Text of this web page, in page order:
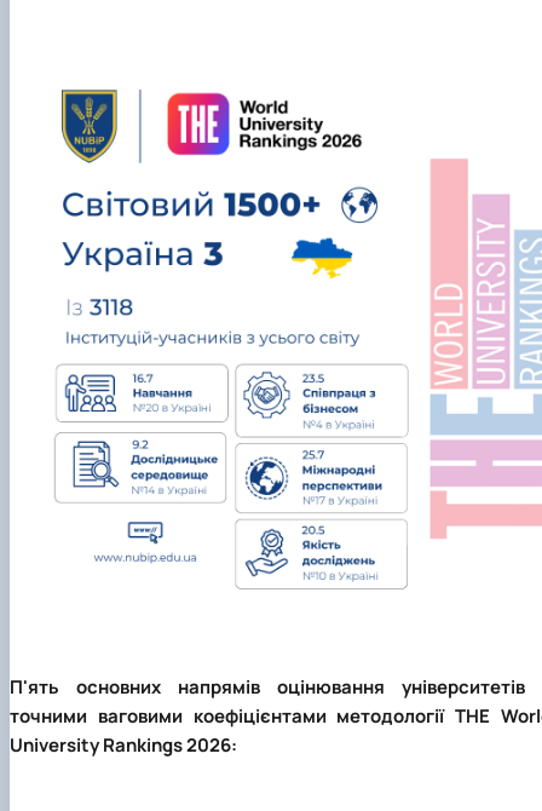
П'ять основних напрямів оцінювання університетів
точними ваговими коефіцієнтами методології THE
University Rankings 2026: